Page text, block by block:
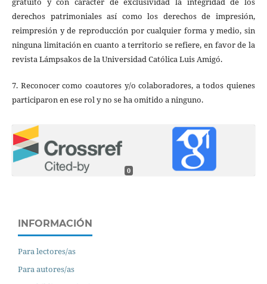
derechos patrimoniales así como los derechos de impresión,
reimpresión y de reproducción por cualquier forma y medio, sin
ninguna limitación en cuanto a territorio se refiere, en favor de la
revista Lámpsakos de la Universidad Católica Luis Amigó.
7. Reconocer como coautores y/o colaboradores, a todos quienes
participaron en ese rol y no se ha omitido a ninguno.
0
INFORMACIÓN
Para lectores/as
Para autores/as